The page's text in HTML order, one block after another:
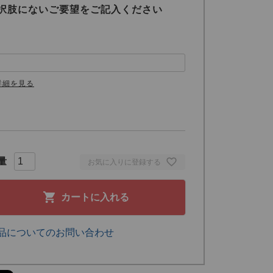
お気に入りに登録する
カートに入れる
肢にないご要望をご記入ください
を見る
についてのお問い合わせ